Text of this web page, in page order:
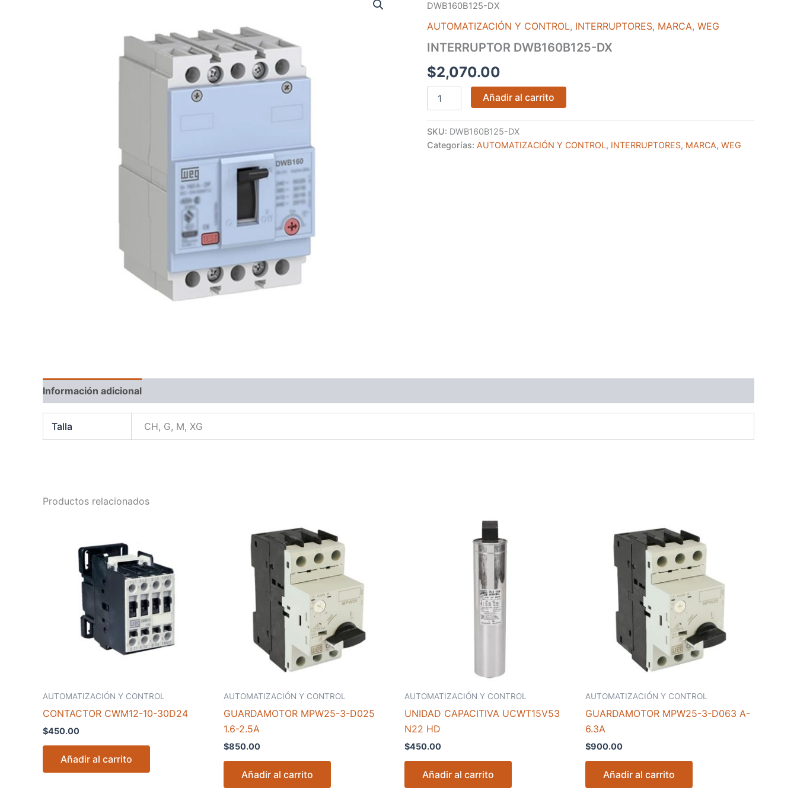
DWB160B125-DX
AUTOMATIZACIÓN Y CONTROL, INTERRUPTORES, MARCA, WEG
INTERRUPTOR DWB160B125-DX
$2,070.00
cantidad
Añadir al carrito
SKU: DWB160B125-DX
Categorías: AUTOMATIZACIÓN Y CONTROL, INTERRUPTORES, MARCA, WEG
Información adicional
Talla CH, G, M, XG
Productos relacionados
AUTOMATIZACIÓN Y CONTROL
CONTACTOR CWM12-10-30D24
$450.00
Añadir al carrito
AUTOMATIZACIÓN Y CONTROL
GUARDAMOTOR MPW25-3-D025
1.6-2.5A
$850.00
Añadir al carrito
AUTOMATIZACIÓN Y CONTROL
UNIDAD CAPACITIVA UCWT15V53
N22 HD
$450.00
Añadir al carrito
AUTOMATIZACIÓN Y CONTROL
GUARDAMOTOR MPW25-3-D063 A-
6.3A
$900.00
Añadir al carrito